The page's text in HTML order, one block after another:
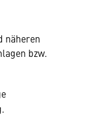
näheren
bzw.